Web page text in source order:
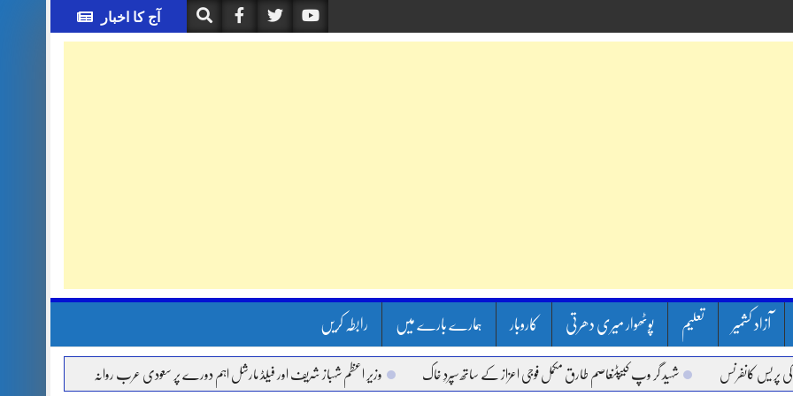
آج کا اخبار
آزاد کشمیر تعلیم پوٹھوار میری دھرتی کاروبار ہمارے بارے میں رابطہ کریں
کانفرنس شہید گر وپ کیپٹنعاصم طارق مکمل فوجی اعزاز کے ساتھ سپردِ خاک وزیر اعظم شہباز شریف اور فیلڈ مارشل اہم دورے پر سعودی عرب روانہ